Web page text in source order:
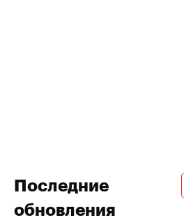
Последние
обновления